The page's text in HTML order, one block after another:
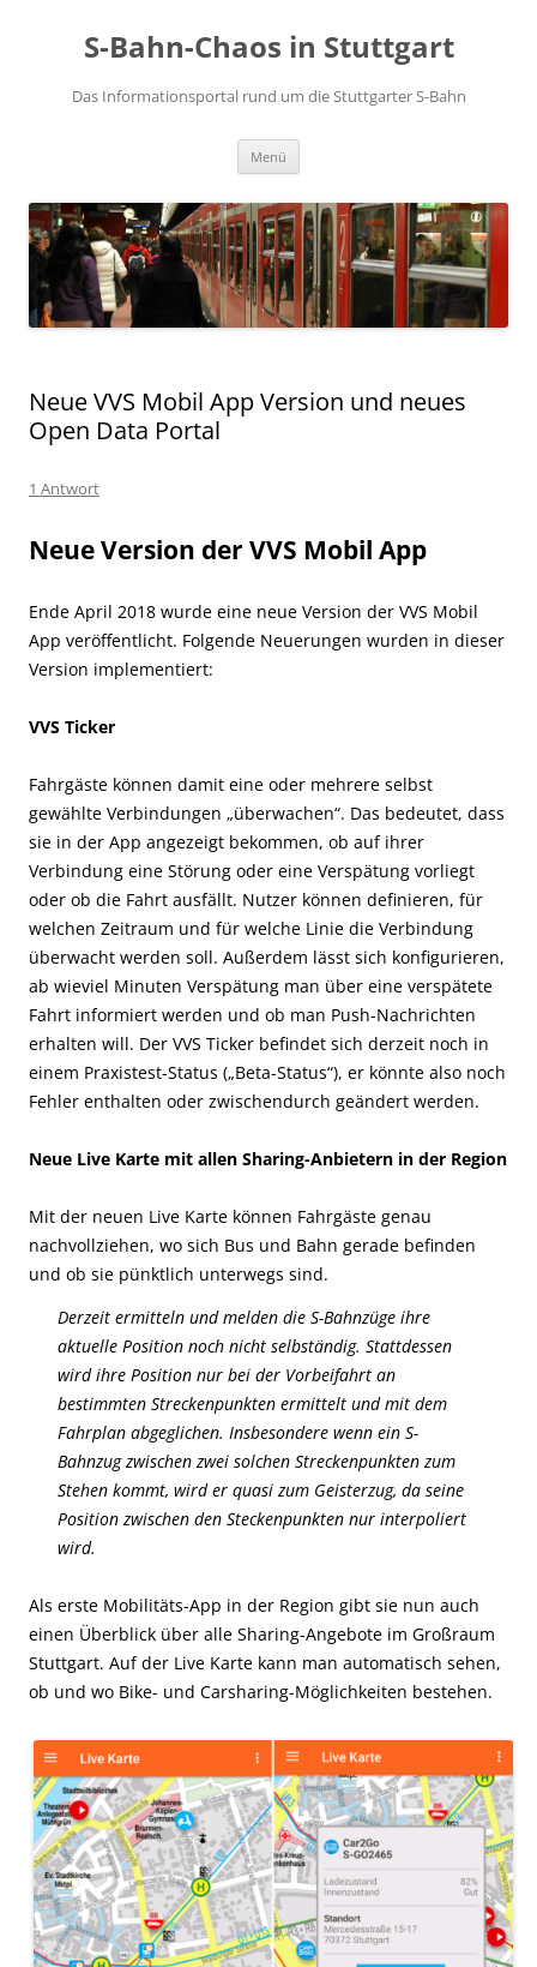
S-Bahn-Chaos in Stuttgart
Das Informationsportal rund um die Stuttgarter S-Bahn
Menü
Neue VVS Mobil App Version und neues
Open Data Portal
1 Antwort
Neue Version der VVS Mobil App
Ende April 2018 wurde eine neue Version der VVS Mobil
App veröffentlicht. Folgende Neuerungen wurden in dieser
Version implementiert:
VVS Ticker
Fahrgäste können damit eine oder mehrere selbst
gewählte Verbindungen „überwachen“. Das bedeutet, dass
sie in der App angezeigt bekommen, ob auf ihrer
Verbindung eine Störung oder eine Verspätung vorliegt
oder ob die Fahrt ausfällt. Nutzer können definieren, für
welchen Zeitraum und für welche Linie die Verbindung
überwacht werden soll. Außerdem lässt sich konfigurieren,
ab wieviel Minuten Verspätung man über eine verspätete
Fahrt informiert werden und ob man Push-Nachrichten
erhalten will. Der VVS Ticker befindet sich derzeit noch in
einem Praxistest-Status („Beta-Status“), er könnte also noch
Fehler enthalten oder zwischendurch geändert werden.
Neue Live Karte mit allen Sharing-Anbietern in der Region
Mit der neuen Live Karte können Fahrgäste genau
nachvollziehen, wo sich Bus und Bahn gerade befinden
und ob sie pünktlich unterwegs sind.
Derzeit ermitteln und melden die S-Bahnzüge ihre
aktuelle Position noch nicht selbständig. Stattdessen
wird ihre Position nur bei der Vorbeifahrt an
bestimmten Streckenpunkten ermittelt und mit dem
Fahrplan abgeglichen. Insbesondere wenn ein S-
Bahnzug zwischen zwei solchen Streckenpunkten zum
Stehen kommt, wird er quasi zum Geisterzug, da seine
Position zwischen den Steckenpunkten nur interpoliert
wird.
Als erste Mobilitäts-App in der Region gibt sie nun auch
einen Überblick über alle Sharing-Angebote im Großraum
Stuttgart. Auf der Live Karte kann man automatisch sehen,
ob und wo Bike- und Carsharing-Möglichkeiten bestehen.